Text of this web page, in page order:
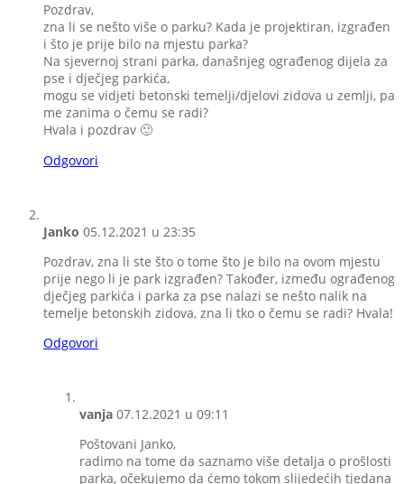
Pozdrav,
zna li se nešto više o parku? Kada je projektiran, izgrađen
i što je prije bilo na mjestu parka?
Na sjevernoj strani parka, današnjeg ograđenog dijela za
pse i dječjeg parkića,
mogu se vidjeti betonski temelji/djelovi zidova u zemlji, pa
me zanima o čemu se radi?
Hvala i pozdrav 🙂
Odgovori
Janko 05.12.2021 u 23:35
Pozdrav, zna li ste što o tome što je bilo na ovom mjestu
prije nego li je park izgrađen? Također, između ograđenog
dječjeg parkića i parka za pse nalazi se nešto nalik na
temelje betonskih zidova, zna li tko o čemu se radi? Hvala!
Odgovori
vanja 07.12.2021 u 09:11
Poštovani Janko,
radimo na tome da saznamo više detalja o prošlosti
parka, očekujemo da ćemo tokom slijedećih tjedana